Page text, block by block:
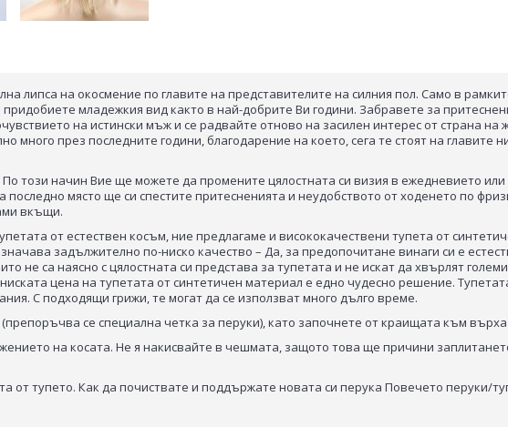
липса на окосмение по главите на представителите на силния пол. Само в
младежкия вид както в най-добрите Ви години. Забравете за
на истински мъж и се радвайте отново на засилен интерес от страна на
много през последните години, благодарение на което, сега те стоят на главите
този начин Вие ще можете да промените цялостната си визия в ежедневието или
място ще си спестите притесненията и неудобството от ходенето по
вкъщи.
от естествен косъм, ние предлагаме и висококачествени тупета от
задължително по-ниско качество – Да, за предопочитане винаги си е
не са наясно с цялостната си представа за тупетата и не искат да хвърлят
цена на тупетата от синтетичен материал е едно чудесно решение.
С подходящи грижи, те могат да се използват много дълго време.
се специална четка за перуки), като започнете от краищата към
на косата. Не я накисвайте в чешмата, защото това ще причини
от тупето. Как да почиствате и поддържате новата си перука Повечето перуки/